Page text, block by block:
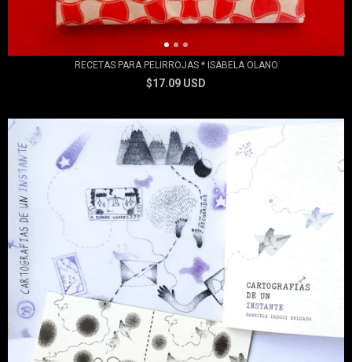
RECETAS PARA PELIRROJAS * ISABELA OLANO
$17.09 USD